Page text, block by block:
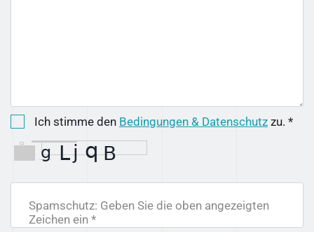
Ich stimme den Bedingungen & Datenschutz zu. *
Spamschutz: Geben Sie die oben angezeigten
Zeichen ein *